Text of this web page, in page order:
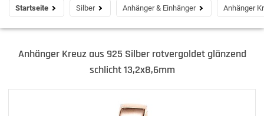
Startseite Silber Anhänger & Einhänger Anhänger
Anhänger Kreuz aus 925 Silber rotvergoldet glänzend
schlicht 13,2x8,6mm